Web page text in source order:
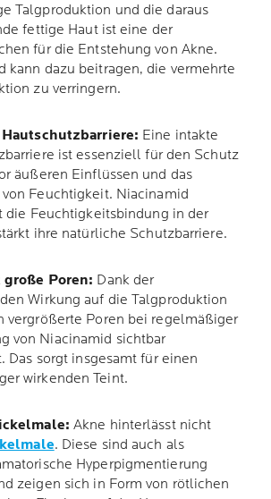
Talgproduktion und die daraus
fettige Haut ist eine der
für die Entstehung von Akne.
kann dazu beitragen, die vermehrte
zu verringern.
Eine intakte
ist essenziell für den Schutz
äußeren Einflüssen und das
Feuchtigkeit. Niacinamid
die Feuchtigkeitsbindung in der
ihre natürliche Schutzbarriere.
Poren: Dank der
Wirkung auf die Talgproduktion
vergrößerte Poren bei regelmäßiger
von Niacinamid sichtbar
Das sorgt insgesamt für einen
wirkenden Teint.
Akne hinterlässt nicht
. Diese sind auch als
Hyperpigmentierung
zeigen sich in Form von rötlichen